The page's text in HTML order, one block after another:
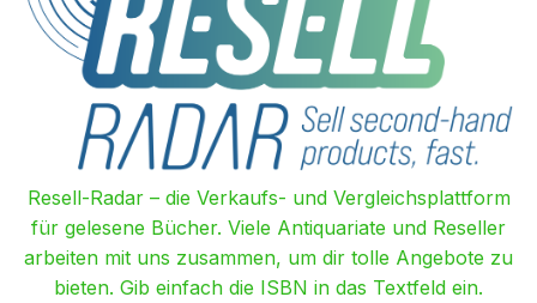
Resell-Radar – die Verkaufs- und Vergleichsplattform
für gelesene Bücher. Viele Antiquariate und Reseller
arbeiten mit uns zusammen, um dir tolle Angebote zu
bieten. Gib einfach die ISBN in das Textfeld ein.